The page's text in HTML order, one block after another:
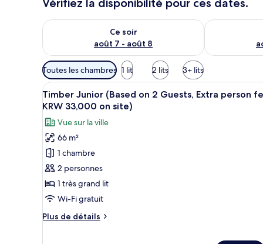
Ce soir
août 7 - août 8
Vérifier la disponibilité pour ce soir août 7 - août 8
Vérifier la
Filtres
disponibles
pour
les
chambres
Toutes les chambres 1 lit 2 lits 3+ lits
Afficher
toutes
les
photos
pour
ce
type
de
chambre :
Junior
Une chambre d’hôtel
4
Timber Junior (Based on 2 Guests, Extra person
KRW 33,000 on site)
Vue sur la ville
66 m²
1 chambre
2 personnes
1 très grand lit
Wi-Fi gratuit
Plus de détails
Plus